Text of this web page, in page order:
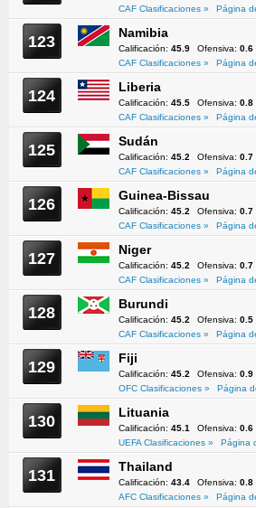
CAF Clasificaciones »
Página
123 Namibia
Calificación: 45.9 Ofensiva: 0.6
CAF Clasificaciones »
Página
124 Liberia
Calificación: 45.5 Ofensiva: 0.8
CAF Clasificaciones »
Página
125 Sudán
Calificación: 45.2 Ofensiva: 0.7
CAF Clasificaciones »
Página
126 Guinea-Bissau
Calificación: 45.2 Ofensiva: 0.7
CAF Clasificaciones »
Página
127 Niger
Calificación: 45.2 Ofensiva: 0.7
CAF Clasificaciones »
Página
128 Burundi
Calificación: 45.2 Ofensiva: 0.5
CAF Clasificaciones »
Página
129 Fiji
Calificación: 45.2 Ofensiva: 0.9
OFC Clasificaciones »
Página
130 Lituania
Calificación: 45.1 Ofensiva: 0.6
UEFA Clasificaciones »
Página
131 Thailand
Calificación: 43.4 Ofensiva: 0.8
AFC Clasificaciones »
Página